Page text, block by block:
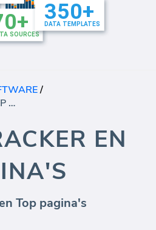
/
RANG TRACKER EN TOP PAGINA'S
EN
Top pagina's